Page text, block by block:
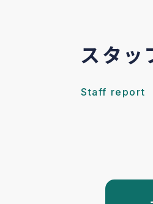
スタッ
Staff report